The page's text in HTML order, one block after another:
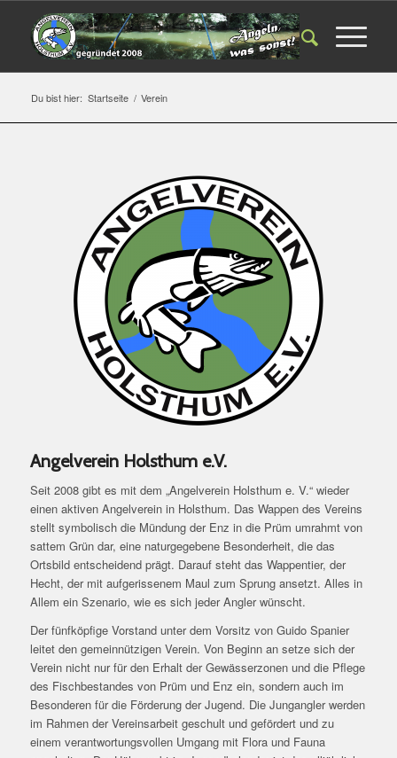
Du bist hier: Startseite / Verein
Angelverein Holsthum e.V.
Seit 2008 gibt es mit dem „Angelverein Holsthum e. V.“ wieder
einen aktiven Angelverein in Holsthum. Das Wappen des Vereins
stellt symbolisch die Mündung der Enz in die Prüm umrahmt von
sattem Grün dar, eine naturgegebene Besonderheit, die das
Ortsbild entscheidend prägt. Darauf steht das Wappentier, der
Hecht, der mit aufgerissenem Maul zum Sprung ansetzt. Alles in
Allem ein Szenario, wie es sich jeder Angler wünscht.
Der fünfköpfige Vorstand unter dem Vorsitz von Guido Spanier
leitet den gemeinnützigen Verein. Von Beginn an setze sich der
Verein nicht nur für den Erhalt der Gewässerzonen und die Pflege
des Fischbestandes von Prüm und Enz ein, sondern auch im
Besonderen für die Förderung der Jugend. Die Jungangler werden
im Rahmen der Vereinsarbeit geschult und gefördert und zu
einem verantwortungsvollen Umgang mit Flora und Fauna